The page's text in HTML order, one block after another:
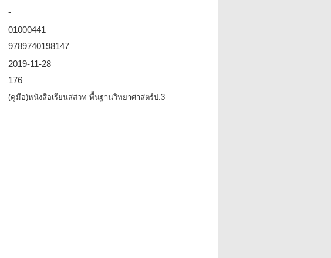
-
01000441
9789740198147
2019-11-28
176
(คู่มือ)หนังสือเรียนสสวท พื้นฐานวิทยาศาสตร์ป.3